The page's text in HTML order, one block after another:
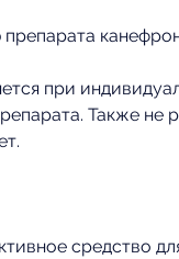
при
Также не
средство